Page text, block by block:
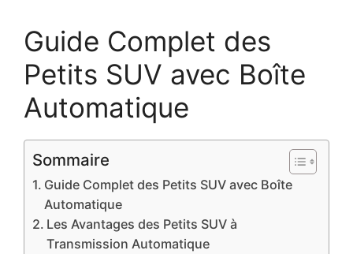
Guide Complet des
Petits SUV avec Boîte
Automatique
Sommaire
Guide Complet des Petits SUV avec Boîte
Automatique
Les Avantages des Petits SUV à
Transmission Automatique